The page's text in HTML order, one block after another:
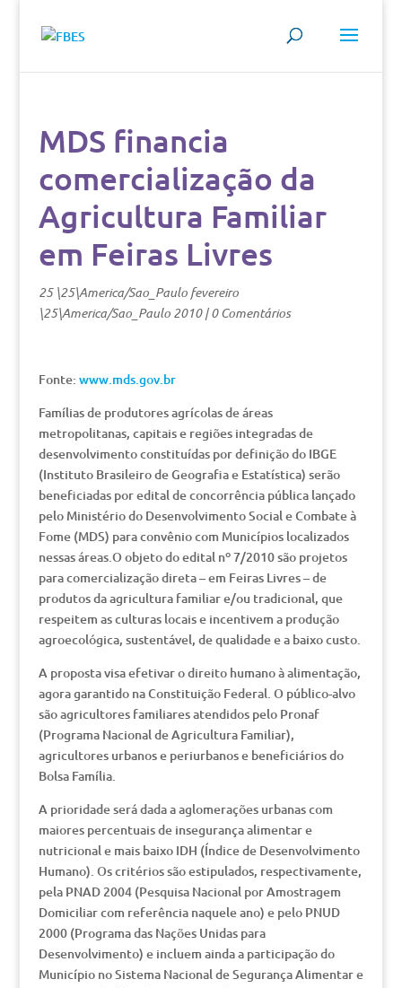
MDS financia
comercialização da
Agricultura Familiar
em Feiras Livres
25 \25\America/Sao_Paulo fevereiro
\25\America/Sao_Paulo 2010|0 Comentários
Fonte: www.mds.gov.br
Famílias de produtores agrícolas de áreas
metropolitanas, capitais e regiões integradas de
desenvolvimento constituídas por definição do IBGE
(Instituto Brasileiro de Geografia e Estatística) serão
beneficiadas por edital de concorrência pública lançado
pelo Ministério do Desenvolvimento Social e Combate à
Fome (MDS) para convênio com Municípios localizados
nessas áreas.O objeto do edital nº 7/2010 são projetos
para comercialização direta – em Feiras Livres – de
produtos da agricultura familiar e/ou tradicional, que
respeitem as culturas locais e incentivem a produção
agroecológica, sustentável, de qualidade e a baixo custo.
A proposta visa efetivar o direito humano à alimentação,
agora garantido na Constituição Federal. O público-alvo
são agricultores familiares atendidos pelo Pronaf
(Programa Nacional de Agricultura Familiar),
agricultores urbanos e periurbanos e beneficiários do
Bolsa Família.
A prioridade será dada a aglomerações urbanas com
maiores percentuais de insegurança alimentar e
nutricional e mais baixo IDH (Índice de Desenvolvimento
Humano). Os critérios são estipulados, respectivamente,
pela PNAD 2004 (Pesquisa Nacional por Amostragem
Domiciliar com referência naquele ano) e pelo PNUD
2000 (Programa das Nações Unidas para
Desenvolvimento) e incluem ainda a participação do
Município no Sistema Nacional de Segurança Alimentar e